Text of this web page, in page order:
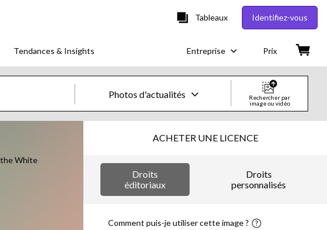
Tableaux Identifiez-vous
Tendances & Insights Entreprise Prix
Photos d'actualités
Images
Images créatives
Rechercher par
image ou vidéo
the White
ACHETER UNE LICENCE
Droits
éditoriaux
Droits
personnalisés
Comment puis-je utiliser cette image ?